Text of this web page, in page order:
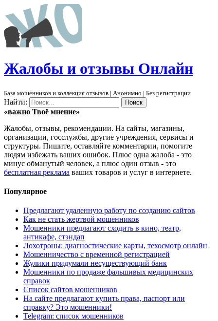
Жалобы и отзывы Онлайн
База мошенников и коллекция отзывов | Анонимно | Без регистрации
Найти:
«важно Твоё мнение»
Жалобы, отзывы, рекомендации. На сайты, магазины,
организации, госслужбы, другие учреждения, сервисы и
структуры. Пишите, оставляйте комментарии, помогите
людям избежать ваших ошибок. Плюс одна жалоба - это
минус обманутый человек, а плюс один отзыв - это
бесплатная реклама ваших товаров и услуг в интернете.
Популярное
Предлагают удаленную работу по созданию сайтов
Как не стать жертвой мошенников
Мошенники предлагают сходить в кино, театр,
антикафе, стэндап
Лохотроны: диагностические карты, техосмотр онлайн
Мошенничество с временной регистрацией
Жулики придумали несуществующий банк
Мошенники по продаже фальшивых медицинских
справок
Список сайтов мошенников
На сайте предлагают купить права, паспорт или
справку? Это мошенники!
Telegram: список мошенников